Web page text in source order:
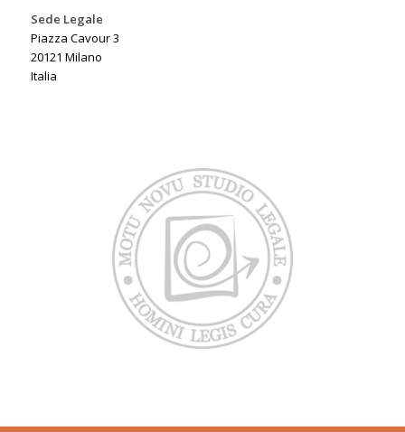
Sede Legale
Piazza Cavour 3
20121 Milano
Italia